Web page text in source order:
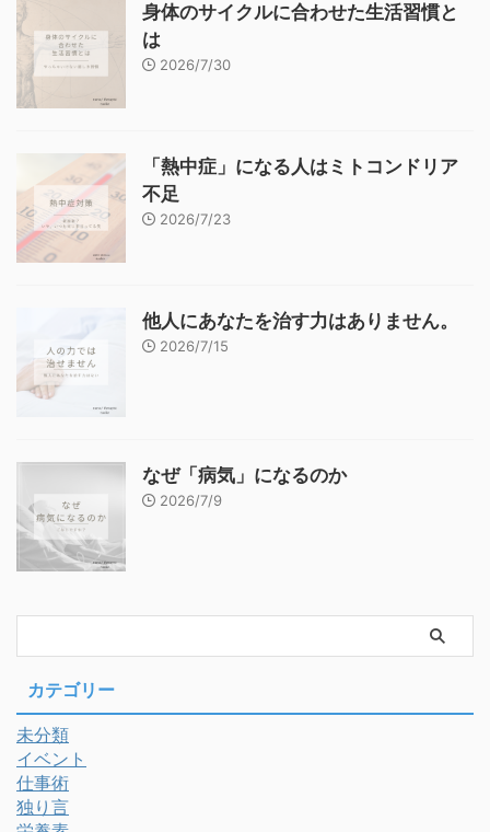
身体のサイクルに合わせた生活習慣と
は
2026/7/30
「熱中症」になる人はミトコンドリア
不足
2026/7/23
他人にあなたを治す力はありません。
2026/7/15
なぜ「病気」になるのか
2026/7/9
カテゴリー
未分類
イベント
仕事術
独り言